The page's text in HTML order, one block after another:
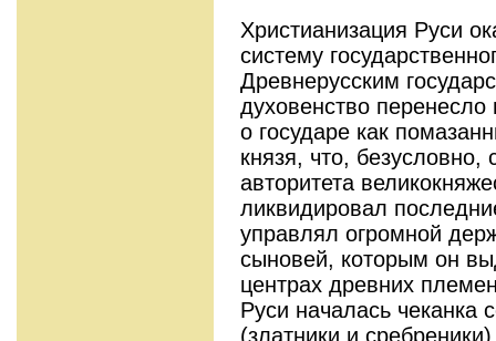
Христианизация Руси
систему
Древнерусским
духовенство перенесло
о государе как
князя, что,
авторитета
ликвидировал
управлял огромной
сыновей, которым он
центрах древних
Руси началась чеканка
(златники и